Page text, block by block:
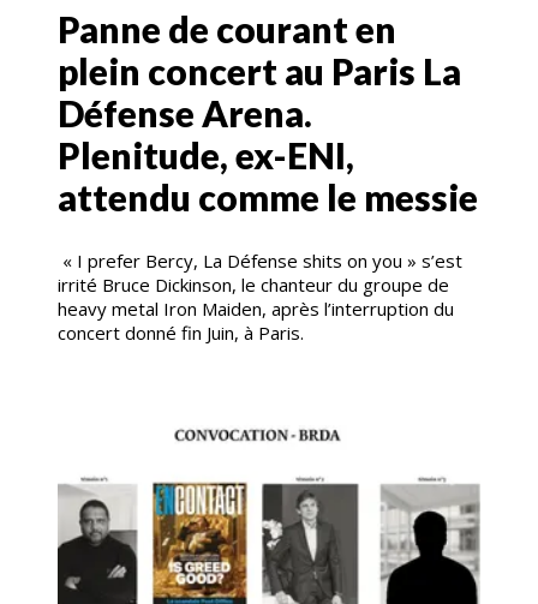
Panne de courant en
plein concert au Paris La
Défense Arena.
Plenitude, ex-ENI,
attendu comme le messie
« I prefer Bercy, La Défense shits on you » s’est
irrité Bruce Dickinson, le chanteur du groupe de
heavy metal Iron Maiden, après l’interruption du
concert donné fin Juin, à Paris.